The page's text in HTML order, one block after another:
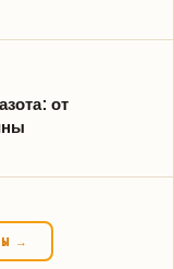
от
→